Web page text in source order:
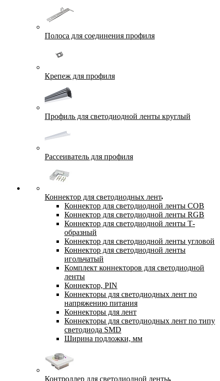
Полоса для соединения профиля
Крепеж для профиля
Профиль для светодиодной ленты круглый
Рассеиватель для профиля
Коннектор для светодиодных лент
Коннектор для светодиодной ленты COB
Коннектор для светодиодной ленты RGB
Коннектор для светодиодной ленты Т-
образный
Коннектор для светодиодной ленты угловой
Коннектор для светодиодной ленты
игольчатый
Комплект коннекторов для светодиодной
ленты
Коннектор, PIN
Коннекторы для светодиодных лент по
напряжению питания
Коннекторы для лент
Коннекторы для светодиодных лент по типу
светодиода SMD
Ширина подложки, мм
Контроллер для светодиодной ленты